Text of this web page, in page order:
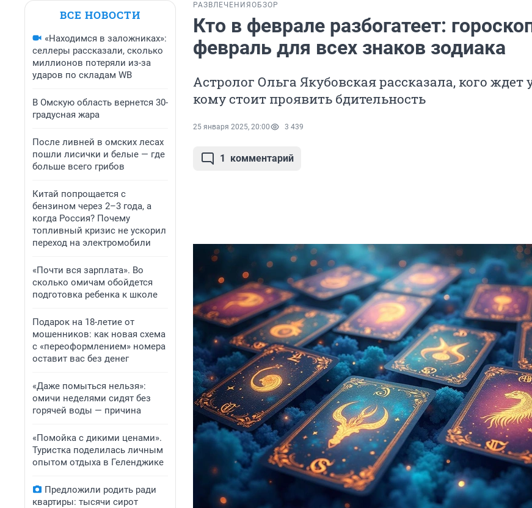
ВСЕ НОВОСТИ
«Находимся в заложниках»:
селлеры рассказали, сколько
миллионов потеряли из-за
ударов по складам WB
В Омскую область вернется 30-
градусная жара
После ливней в омских лесах
пошли лисички и белые — где
больше всего грибов
Китай попрощается с
бензином через 2–3 года, а
когда Россия? Почему
топливный кризис не ускорил
переход на электромобили
«Почти вся зарплата». Во
сколько омичам обойдется
подготовка ребенка к школе
Подарок на 18-летие от
мошенников: как новая схема
с «переоформлением» номера
оставит вас без денег
«Даже помыться нельзя»:
омичи неделями сидят без
горячей воды — причина
«Помойка с дикими ценами».
Туристка поделилась личным
опытом отдыха в Геленджике
Предложили родить ради
квартиры: тысячи сирот
РАЗВЛЕЧЕНИЯ ОБЗОР
Кто в феврале разбогатеет:
февраль для всех знаков зодиака
Астролог Ольга Якубовская рассказала, кого ждет
кому стоит проявить бдительность
25 января 2025, 20:00 3 439
1 комментарий